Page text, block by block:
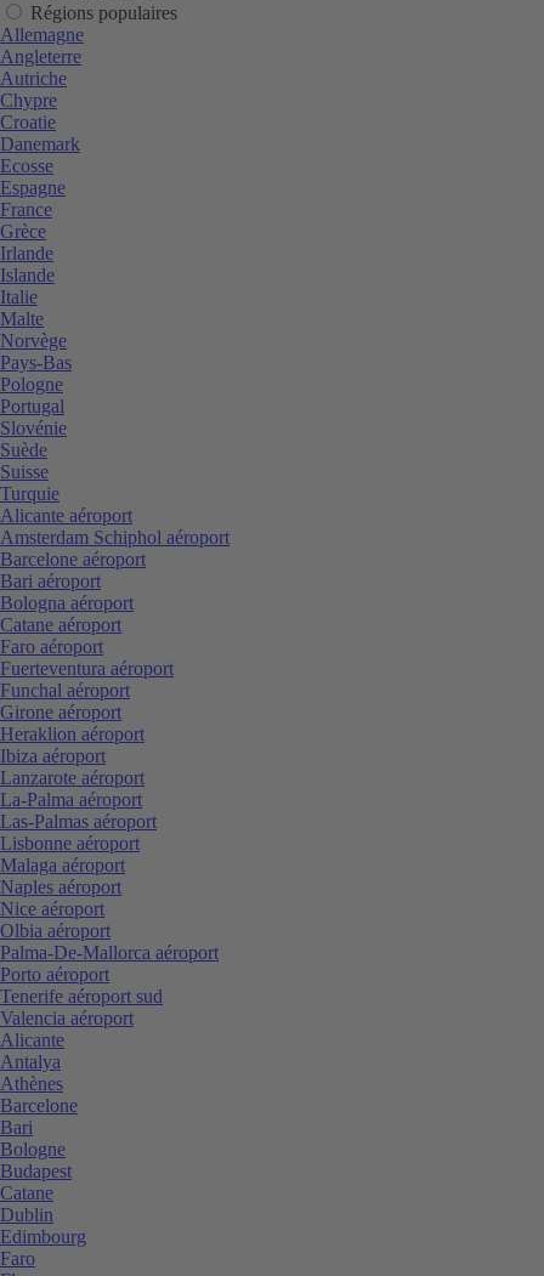
Régions populaires
Allemagne
Angleterre
Autriche
Chypre
Croatie
Danemark
Ecosse
Espagne
France
Grèce
Irlande
Islande
Italie
Malte
Norvège
Pays-Bas
Pologne
Portugal
Slovénie
Suède
Suisse
Turquie
Alicante aéroport
Amsterdam Schiphol aéroport
Barcelone aéroport
Bari aéroport
Bologna aéroport
Catane aéroport
Faro aéroport
Fuerteventura aéroport
Funchal aéroport
Girone aéroport
Heraklion aéroport
Ibiza aéroport
Lanzarote aéroport
La-Palma aéroport
Las-Palmas aéroport
Lisbonne aéroport
Malaga aéroport
Naples aéroport
Nice aéroport
Olbia aéroport
Palma-De-Mallorca aéroport
Porto aéroport
Tenerife aéroport sud
Valencia aéroport
Alicante
Antalya
Athènes
Barcelone
Bari
Bologne
Budapest
Catane
Dublin
Edimbourg
Faro